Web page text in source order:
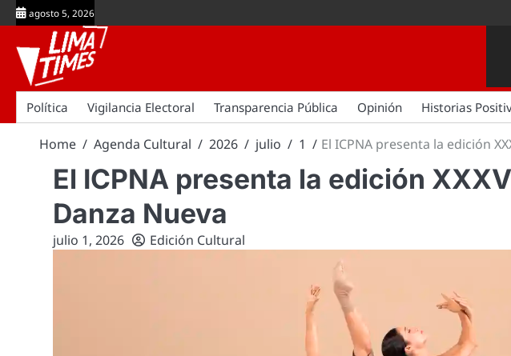
Skip
to
content
agosto 5, 2026
Política Vigilancia Electoral Transparencia Pública Opinión Historias
Home Agenda Cultural 2026 julio 1 El ICPNA presenta la edición
El ICPNA presenta la edición
Danza Nueva
julio 1, 2026 Edición Cultural